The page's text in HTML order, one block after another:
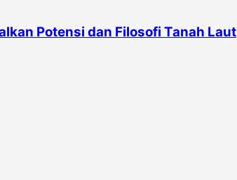
Potensi dan Filosofi Tanah Laut